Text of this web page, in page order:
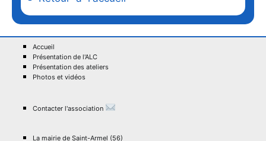
Accueil
Présentation de l'ALC
Présentation des ateliers
Photos et vidéos
Contacter l'association
La mairie de Saint-Armel (56)